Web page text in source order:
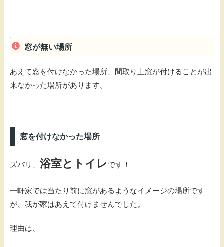
窓が無い場所
あえて窓を付けなかった場所、間取り上窓が付けることが出
来なかった場所があります。
窓を付けなかった場所
ズバリ、 浴室とトイレです！
一軒家では当たり前に窓があるようなイメージの場所です
が、我が家はあえて付けませんでした。
理由は、